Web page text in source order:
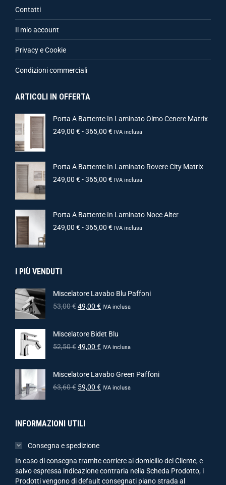
Contatti
Il mio account
Privacy e Cookie
Condizioni commerciali
ARTICOLI IN OFFERTA
Porta A Battente In Laminato Olmo Cenere Matrix
249,00 €-365,00 € IVA inclusa
Porta A Battente In Laminato Rovere City Matrix
249,00 €-365,00 € IVA inclusa
Porta A Battente In Laminato Noce Alter
249,00 €-365,00 € IVA inclusa
I PIÙ VENDUTI
Miscelatore Lavabo Blu Paffoni
53,00€49,00 € IVA inclusa
Miscelatore Bidet Blu
52,50€49,00 € IVA inclusa
Miscelatore Lavabo Green Paffoni
63,60€ 59,00 € IVA inclusa
INFORMAZIONI UTILI
Consegna e spedizione
In caso di consegna tramite corriere al domicilio del Cliente, e
salvo espressa indicazione contraria nella Scheda Prodotto, i
Prodotti vengono di default consegnati piano strada al